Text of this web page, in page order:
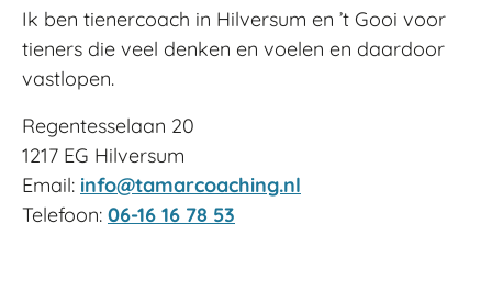
Ik ben tienercoach in Hilversum en ’t Gooi voor
tieners die veel denken en voelen en daardoor
vastlopen.
Regentesselaan 20
1217 EG Hilversum
Email: info@tamarcoaching.nl
Telefoon: 06-16 16 78 53